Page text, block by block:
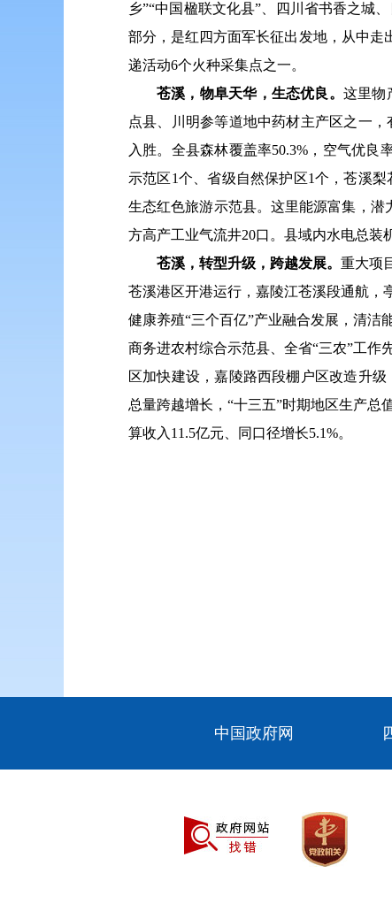
乡”“中国楹联文化县”、四川省书香之城
部分，是红四方面军长征出发地，从中走
递活动6个火种采集点之一。
苍溪，物阜天华，生态优良。 这里物
点县、川明参等道地中药材主产区之一
入胜。全县森林覆盖率50.3%，空气优良
示范区1个、省级自然保护区1个，苍溪
生态红色旅游示范县。这里能源富集，潜
方高产工业气流井20口。县域内水电总装
苍溪，转型升级，跨越发展。 重大项
苍溪港区开港运行，嘉陵江苍溪段通航，
健康养殖“三个百亿”产业融合发展，清
商务进农村综合示范县、全省“三农”工
区加快建设，嘉陵路西段棚户区改造升
总量跨越增长，“十三五”时期地区生产总
算收入11.5亿元、同口径增长5.1%。
中国政府网